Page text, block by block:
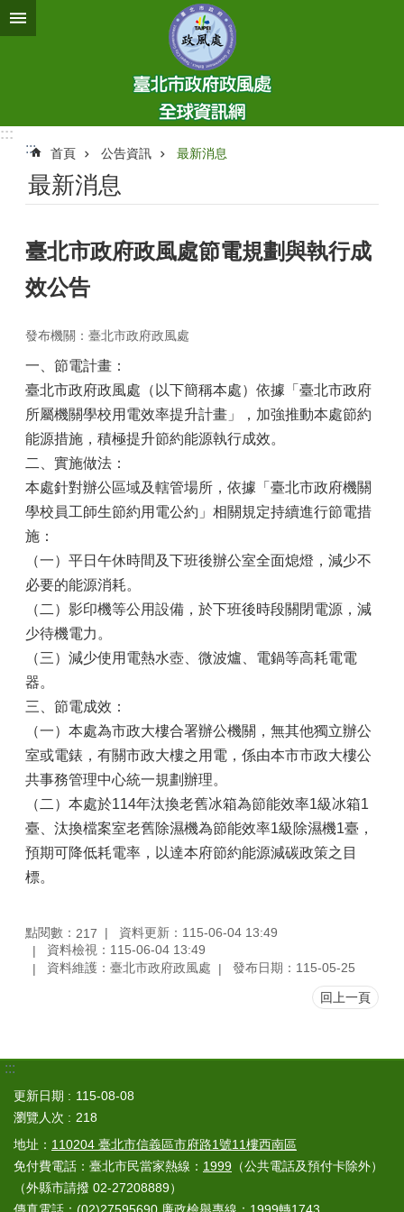
跳到主要內容區塊
:::
:::
首頁 公告資訊 最新消息
最新消息
臺北市政府政風處節電規劃與執行成
效公告
發布機關：臺北市政府政風處
一、節電計畫：
臺北市政府政風處（以下簡稱本處）依據「臺北市政府
所屬機關學校用電效率提升計畫」，加強推動本處節約
能源措施，積極提升節約能源執行成效。
二、實施做法：
本處針對辦公區域及轄管場所，依據「臺北市政府機關
學校員工師生節約用電公約」相關規定持續進行節電措
施：
（一）平日午休時間及下班後辦公室全面熄燈，減少不
必要的能源消耗。
（二）影印機等公用設備，於下班後時段關閉電源，減
少待機電力。
（三）減少使用電熱水壺、微波爐、電鍋等高耗電電
器。
三、節電成效：
（一）本處為市政大樓合署辦公機關，無其他獨立辦公
室或電錶，有關市政大樓之用電，係由本市市政大樓公
共事務管理中心統一規劃辦理。
（二）本處於114年汰換老舊冰箱為節能效率1級冰箱1
臺、汰換檔案室老舊除濕機為節能效率1級除濕機1臺，
預期可降低耗電率，以達本府節約能源減碳政策之目
標。
點閱數： 217
資料更新：115-06-04 13:49
資料檢視：115-06-04 13:49
資料維護：臺北市政府政風處
發布日期：115-05-25
回上一頁
:::
更新日期
115-08-08
瀏覽人次
218
地址： 110204 臺北市信義區市府路1號11樓西南區
免付費電話：臺北市民當家熱線： 1999 （公共電話及預付卡除外）
（外縣市請撥 02-27208889）